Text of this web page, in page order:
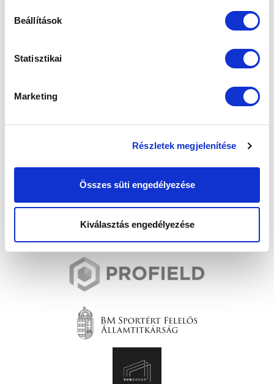
Beállítások
Statisztikai
Marketing
Részletek megjelenítése
Összes süti engedélyezése
Kiválasztás engedélyezése